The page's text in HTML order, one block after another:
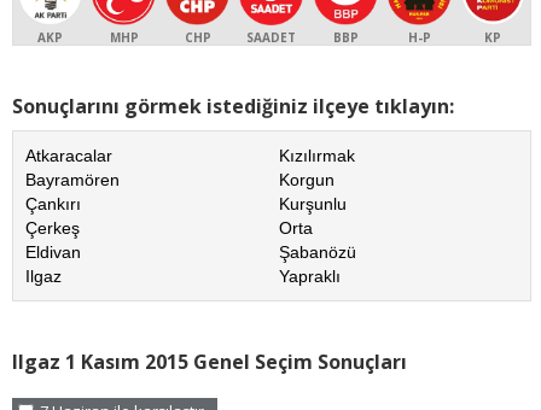
AKP MHP CHP SAADET BBP H-P KP
Sonuçlarını görmek istediğiniz ilçeye tıklayın:
Atkaracalar
Bayramören
Çankırı
Çerkeş
Eldivan
Ilgaz
Kızılırmak
Korgun
Kurşunlu
Orta
Şabanözü
Yapraklı
Ilgaz 1 Kasım 2015 Genel Seçim Sonuçları